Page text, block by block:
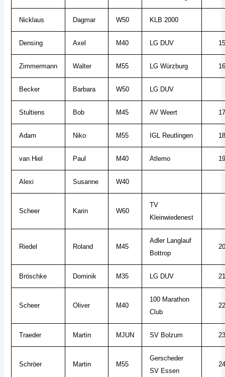
Nicklaus Dagmar W50 KLB 2000
Densing Axel M40 LG DUV 15
Zimmermann Walter M55 LG Würzburg 16
Becker Barbara W50 LG DUV
Stultiens Bob M45 AV Weert 17
Adam Niko M55 IGL Reutlingen 18
van Hiel Paul M40 Atlemo 19
Alexi Susanne W40
Scheer Karin W60
TV
Kleinwiedenest
Riedel Roland M45
Adler Langlauf
Bottrop
20
Bröschke Dominik M35 LG DUV 21
Scheer Oliver M40
100 Marathon
Club
22
Traeder Martin MJUN SV Bolzum 23
Schröer Martin M55
Gerscheder
SV Essen
24